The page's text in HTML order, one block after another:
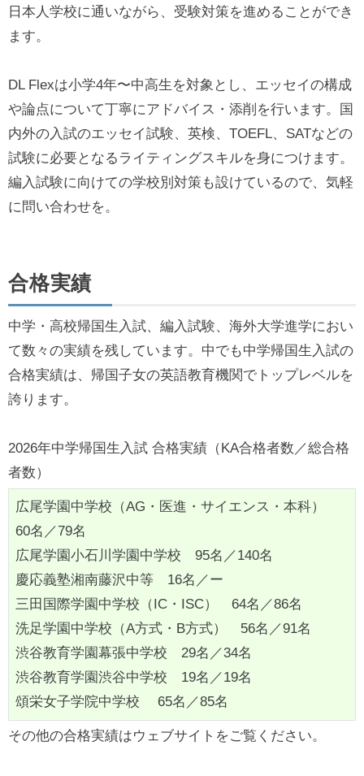
日本人学校に通いながら、受験対策を進めることができ
ます。
DL Flexは小学4年〜中高生を対象とし、エッセイの構成
や論点について丁寧にアドバイス・添削を行います。国
内外の入試のエッセイ試験、英検、TOEFL、SATなどの
試験に必要となるライティングスキルを身につけます。
編入試験に向けての学校別対策も設けているので、気軽
に問い合わせを。
合格実績
中学・高校帰国生入試、編入試験、海外大学進学におい
て数々の実績を残しています。中でも中学帰国生入試の
合格実績は、帰国子女の英語教育機関でトップレベルを
誇ります。
2026年中学帰国生入試 合格実績（KA合格者数／総合格
者数）
広尾学園中学校（AG・医進・サイエンス・本科）
60名／79名
広尾学園小石川学園中学校 95名／140名
慶応義塾湘南藤沢中等 16名／ー
三田国際学園中学校（IC・ISC） 64名／86名
洗足学園中学校（A方式・B方式） 56名／91名
渋谷教育学園幕張中学校 29名／34名
渋谷教育学園渋谷中学校 19名／19名
頌栄女子学院中学校 65名／85名
その他の合格実績はウェブサイトをご覧ください。